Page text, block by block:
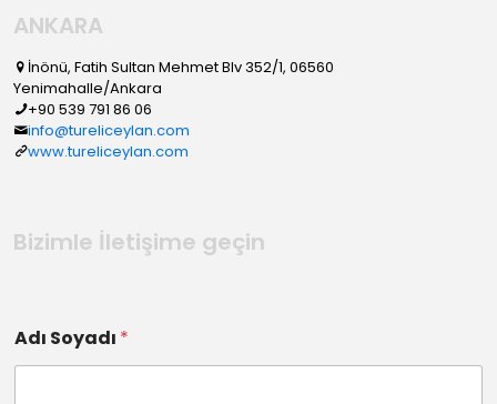
ANKARA
İnönü, Fatih Sultan Mehmet Blv 352/1, 06560
Yenimahalle/Ankara
+90 539 791 86 06
info@tureliceylan.com
www.tureliceylan.com
Bizimle İletişime geçin
Adı Soyadı *